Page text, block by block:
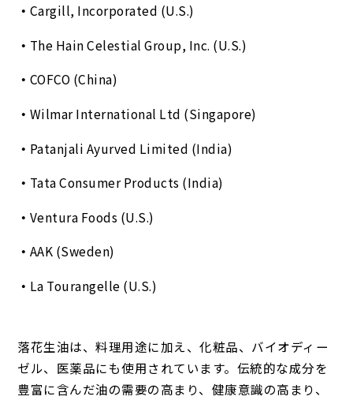
Cargill, Incorporated (U.S.)
The Hain Celestial Group, Inc. (U.S.)
COFCO (China)
Wilmar International Ltd (Singapore)
Patanjali Ayurved Limited (India)
Tata Consumer Products (India)
Ventura Foods (U.S.)
AAK (Sweden)
La Tourangelle (U.S.)
落花生油は、料理用途に加え、化粧品、バイオディー
ゼル、医薬品にも使用されています。伝統的な成分を
豊富に含んだ油の需要の高まり、健康意識の高まり、